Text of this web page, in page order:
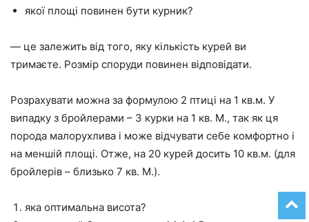
якої площі повинен бути курник?
— це залежить від того, яку кількість курей ви
тримаєте. Розмір споруди повинен відповідати.
Розрахувати можна за формулою 2 птиці на 1 кв.м. У
випадку з бройлерами – 3 курки на 1 кв. М., так як ця
порода малорухлива і може відчувати себе комфортно і
на меншій площі. Отже, на 20 курей досить 10 кв.м. (для
бройлерів – близько 7 кв. М.).
яка оптимальна висота?